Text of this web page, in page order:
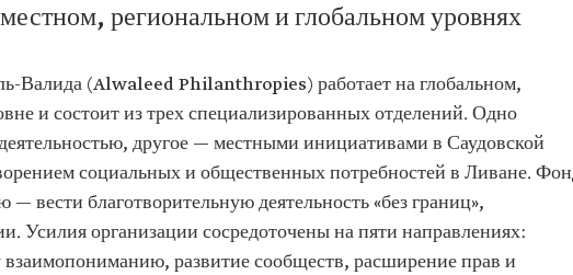
региональном и глобальном уровнях
Валида (Alwaleed Philanthropies) работает на глобальном,
и состоит из трех специализированных отделений. Одно
другое — местными инициативами в Саудовской
социальных и общественных потребностей в Ливане.
— вести благотворительную деятельность «без границ»,
Усилия организации сосредоточены на пяти направлениях:
взаимопониманию, развитие сообществ, расширение прав и